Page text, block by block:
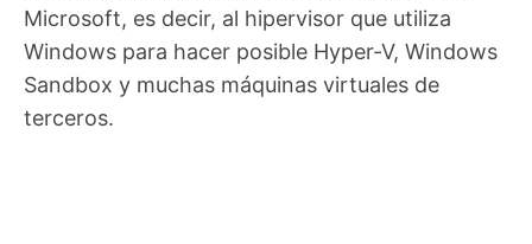
Microsoft, es decir, al hipervisor que utiliza
Windows para hacer posible Hyper-V, Windows
Sandbox y muchas máquinas virtuales de
terceros.